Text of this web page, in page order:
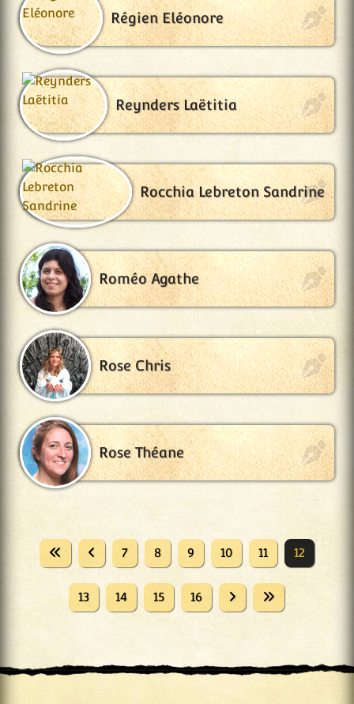
Régien Eléonore
Reynders Laëtitia
Rocchia Lebreton Sandrine
Roméo Agathe
Rose Chris
Rose Théane
7 8 9 10 11 12
13 14 15 16